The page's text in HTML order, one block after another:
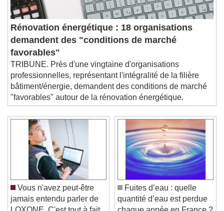
Rénovation énergétique : 18 organisations
demandent des "conditions de marché
favorables"
TRIBUNE. Près d'une vingtaine d'organisations
professionnelles, représentant l'intégralité de la filière
bâtiment/énergie, demandent des conditions de marché
"favorables" autour de la rénovation énergétique.
Vous n'avez peut-être
jamais entendu parler de
Fuites d’eau : quelle
quantité d’eau est perdue